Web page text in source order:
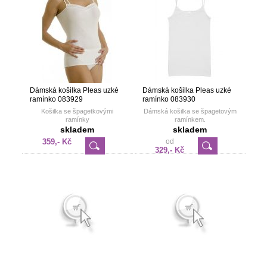
Dámská košilka Pleas uzké
ramínko 083929
Košilka se špagetkovými
ramínky
skladem
359,- Kč
Dámská košilka Pleas uzké
ramínko 083930
Dámská košilka se špagetovým
ramínkem.
skladem
od
329,- Kč